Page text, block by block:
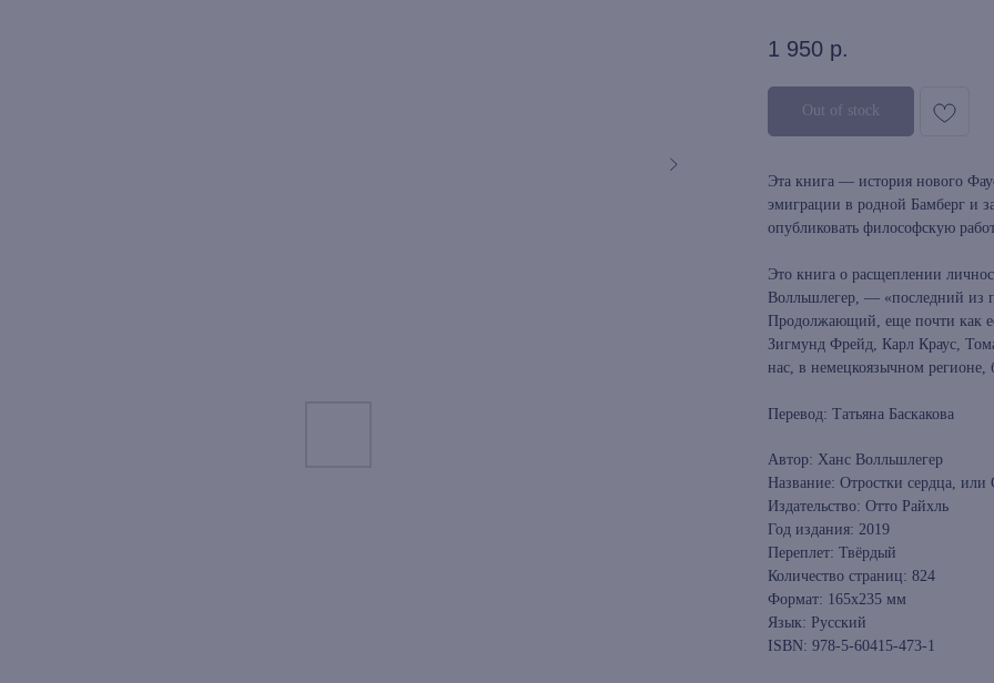
1 950 р.
Out of stock
Эта книга — история нового
эмиграции в родной Бамберг и
опубликовать философскую
Это книга о расщеплении
Волльшлегер, — «последний из
Продолжающий, еще почти как
Зигмунд Фрейд, Карл Краус,
нас, в немецкоязычном
Перевод: Татьяна Баскакова
Автор: Ханс Волльшлегер
Название: Отростки сердца,
Издательство: Отто Райхль
Год издания: 2019
Переплет: Твёрдый
Количество страниц: 824
Формат: 165х235 мм
Язык: Русский
ISBN: 978-5-60415-473-1